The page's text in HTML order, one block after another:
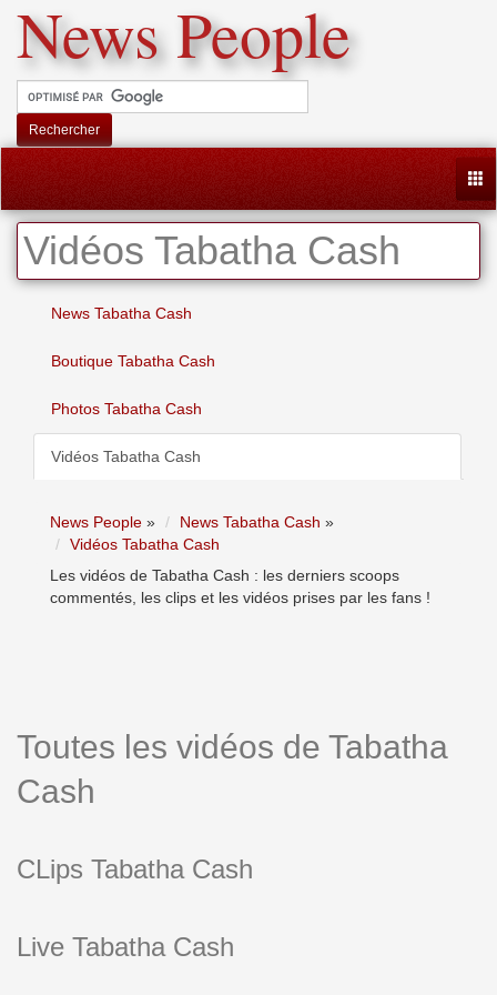
News People
Rechercher
Vidéos Tabatha Cash
News Tabatha Cash
Boutique Tabatha Cash
Photos Tabatha Cash
Vidéos Tabatha Cash
News People » News Tabatha Cash »
Vidéos Tabatha Cash
Les vidéos de Tabatha Cash : les derniers scoops
commentés, les clips et les vidéos prises par les fans !
Toutes les vidéos de Tabatha
Cash
CLips Tabatha Cash
Live Tabatha Cash